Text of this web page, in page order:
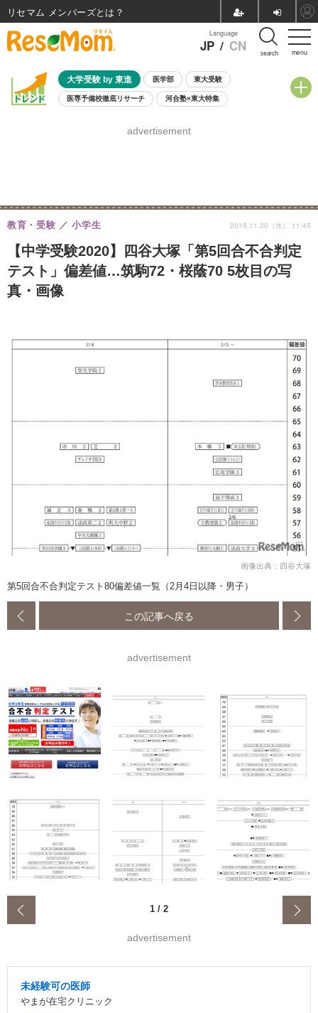
menu
Language
JP / CN search
大学受験 by 東進 医学部 東大受験
医専予備校徹底リサーチ 河合塾×東大特集
8月開催学校説明会・相談会
advertisement
【中学受験2020】四谷大塚「第5回合不合判定
テスト」偏差値…筑駒72・桜蔭70 5枚目の写
真・画像
教育・受験 小学生 2019.11.20（水） 11:45
画像出典：四谷大塚
第5回合不合判定テスト80偏差値一覧（2月4日以降・男子）
この記事へ戻る
advertisement
1 / 2
advertisement
未経験可の医師
やまが在宅クリニック
リセマム メンバーズ